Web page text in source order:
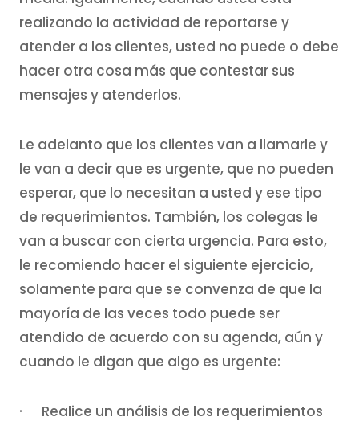
realizando la actividad de reportarse y
atender a los clientes, usted no puede o debe
hacer otra cosa más que contestar sus
mensajes y atenderlos.
Le adelanto que los clientes van a llamarle y
le van a decir que es urgente, que no pueden
esperar, que lo necesitan a usted y ese tipo
de requerimientos. También, los colegas le
van a buscar con cierta urgencia. Para esto,
le recomiendo hacer el siguiente ejercicio,
solamente para que se convenza de que la
mayoría de las veces todo puede ser
atendido de acuerdo con su agenda, aún y
cuando le digan que algo es urgente:
· Realice un análisis de los requerimientos